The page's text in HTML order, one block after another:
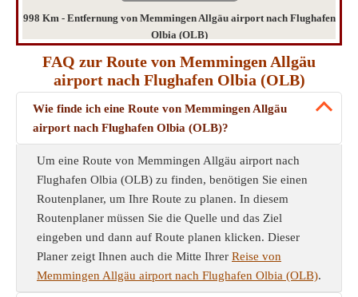
998 Km - Entfernung von Memmingen Allgäu airport nach Flughafen
Olbia (OLB)
FAQ zur Route von Memmingen Allgäu
airport nach Flughafen Olbia (OLB)
Wie finde ich eine Route von Memmingen Allgäu
airport nach Flughafen Olbia (OLB)?
Um eine Route von Memmingen Allgäu airport nach
Flughafen Olbia (OLB) zu finden, benötigen Sie einen
Routenplaner, um Ihre Route zu planen. In diesem
Routenplaner müssen Sie die Quelle und das Ziel
eingeben und dann auf Route planen klicken. Dieser
Planer zeigt Ihnen auch die Mitte Ihrer Reise von
Memmingen Allgäu airport nach Flughafen Olbia (OLB).